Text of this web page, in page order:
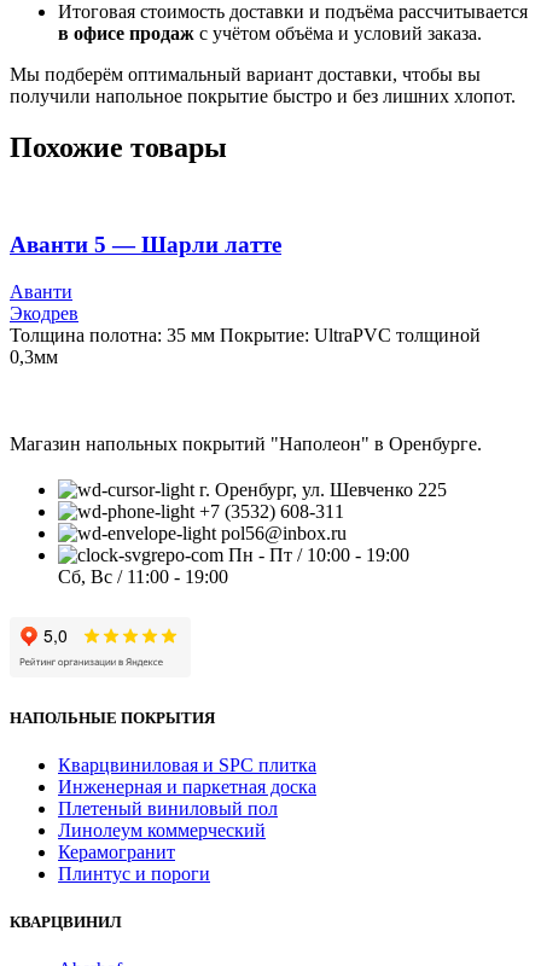
Итоговая стоимость доставки и подъёма рассчитывается
в офисе продаж с учётом объёма и условий заказа.
Мы подберём оптимальный вариант доставки, чтобы вы
получили напольное покрытие быстро и без лишних хлопот.
Похожие товары
Аванти 5 — Шарли латте
Аванти
Экодрев
Толщина полотна: 35 мм Покрытие: UltraPVC толщиной
0,3мм
Магазин напольных покрытий "Наполеон" в Оренбурге.
г. Оренбург, ул. Шевченко 225
+7 (3532) 608-311
pol56@inbox.ru
Пн - Пт / 10:00 - 19:00
Сб, Вс / 11:00 - 19:00
НАПОЛЬНЫЕ ПОКРЫТИЯ
Кварцвиниловая и SPC плитка
Инженерная и паркетная доска
Плетеный виниловый пол
Линолеум коммерческий
Керамогранит
Плинтус и пороги
КВАРЦВИНИЛ